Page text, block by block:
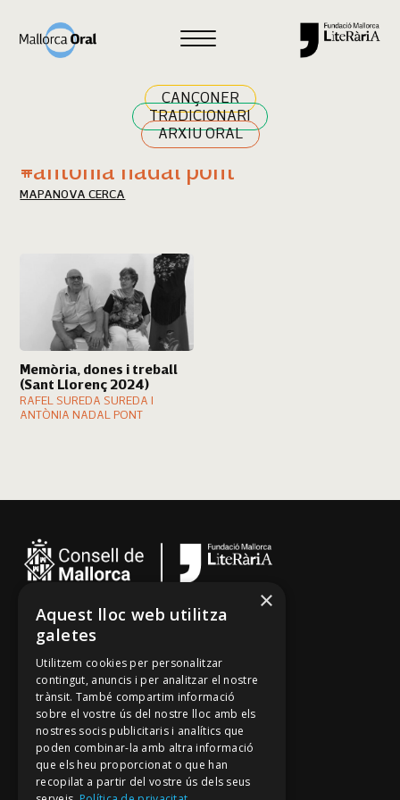
CANÇONER
TRADICIONARI
ARXIU ORAL
Cercar
Resultats cerca
#antònia nadal pont
MAPA NOVA CERCA
Memòria, dones i treball
(Sant Llorenç 2024)
RAFEL SUREDA SUREDA I
ANTÒNIA NADAL PONT
Cançoner
Tradicionari
Arxiu Oral
Contacte
Segueix-nos
Mallorca Oral, un projecte de
×
Aquest lloc web utilitza
galetes
Utilitzem cookies per personalitzar
contingut, anuncis i per analitzar el nostre
trànsit. També compartim informació
sobre el vostre ús del nostre lloc amb els
nostres socis publicitaris i analítics que
poden combinar-la amb altra informació
que els heu proporcionat o que han
recopilat a partir del vostre ús dels seus